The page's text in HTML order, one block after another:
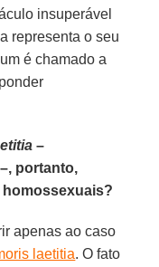
insuperável
representa o seu
é chamado a
–
portanto,
homossexuais?
apenas ao caso
laetitia. O fato